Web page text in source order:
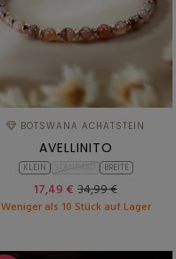
BOTSWANA ACHATSTEIN
AVELLINITO
KLEIN BREITE
17,49 € 34,99 €
Weniger als 10 Stück auf Lager